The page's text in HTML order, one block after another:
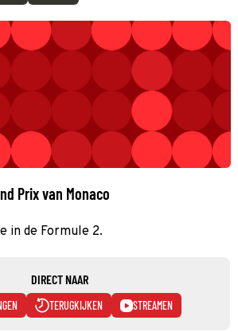
Prix van Monaco
in de Formule 2.
DIRECT NAAR
TERUGKIJKEN STREAMEN